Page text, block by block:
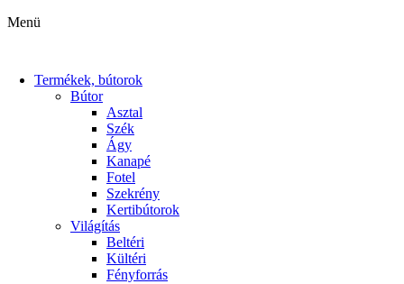
Menü
Termékek, bútorok
Bútor
Asztal
Szék
Ágy
Kanapé
Fotel
Szekrény
Kertibútorok
Világítás
Beltéri
Kültéri
Fényforrás